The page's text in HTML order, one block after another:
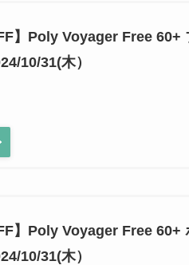
】Poly Voyager Free 60+
10/31(木）
】Poly Voyager Free 60+
10/31(木）